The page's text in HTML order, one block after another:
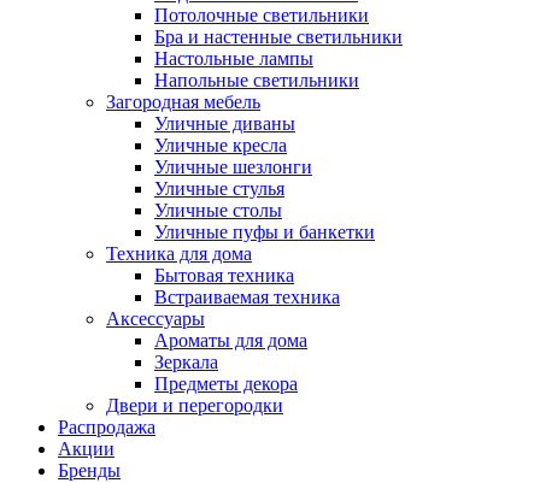
Потолочные светильники
Бра и настенные светильники
Настольные лампы
Напольные светильники
Загородная мебель
Уличные диваны
Уличные кресла
Уличные шезлонги
Уличные стулья
Уличные столы
Уличные пуфы и банкетки
Техника для дома
Бытовая техника
Встраиваемая техника
Аксессуары
Ароматы для дома
Зеркала
Предметы декора
Двери и перегородки
Распродажа
Акции
Бренды